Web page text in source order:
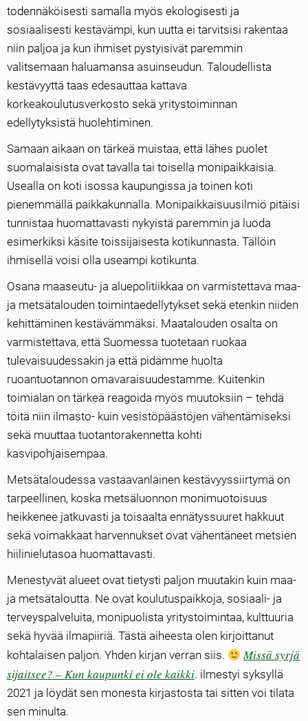
todennäköisesti samalla myös ekologisesti ja
sosiaalisesti kestävämpi, kun uutta ei tarvitsisi rakentaa
niin paljoa ja kun ihmiset pystyisivät paremmin
valitsemaan haluamansa asuinseudun. Taloudellista
kestävyyttä taas edesauttaa kattava
korkeakoulutusverkosto sekä yritystoiminnan
edellytyksistä huolehtiminen.
Samaan aikaan on tärkeä muistaa, että lähes puolet
suomalaisista ovat tavalla tai toisella monipaikkaisia.
Usealla on koti isossa kaupungissa ja toinen koti
pienemmällä paikkakunnalla. Monipaikkaisuusilmiö pitäisi
tunnistaa huomattavasti nykyistä paremmin ja luoda
esimerkiksi käsite toissijaisesta kotikunnasta. Tällöin
ihmisellä voisi olla useampi kotikunta.
Osana maaseutu- ja aluepolitiikkaa on varmistettava maa-
ja metsätalouden toimintaedellytykset sekä etenkin niiden
kehittäminen kestävämmäksi. Maatalouden osalta on
varmistettava, että Suomessa tuotetaan ruokaa
tulevaisuudessakin ja että pidämme huolta
ruoantuotannon omavaraisuudestamme. Kuitenkin
toimialan on tärkeä reagoida myös muutoksiin – tehdä
töitä niin ilmasto- kuin vesistöpäästöjen vähentämiseksi
sekä muuttaa tuotantorakennetta kohti
kasvipohjaisempaa.
Metsätaloudessa vastaavanlainen kestävyyssiirtymä on
tarpeellinen, koska metsäluonnon monimuotoisuus
heikkenee jatkuvasti ja toisaalta ennätyssuuret hakkuut
sekä voimakkaat harvennukset ovat vähentäneet metsien
hiilinielutasoa huomattavasti.
Menestyvät alueet ovat tietysti paljon muutakin kuin maa-
ja metsätaloutta. Ne ovat koulutuspaikkoja, sosiaali- ja
terveyspalveluita, monipuolista yritystoimintaa, kulttuuria
sekä hyvää ilmapiiriä. Tästä aiheesta olen kirjoittanut
kohtalaisen paljon. Yhden kirjan verran siis.
Missä syrjä
sijaitsee? – Kun kaupunki ei ole kaikki. ilmestyi syksyllä
2021 ja löydät sen monesta kirjastosta tai sitten voi tilata
sen minulta.